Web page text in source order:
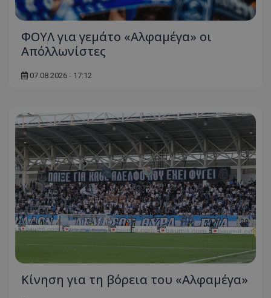
ΦΟΥΛ για γεμάτο «Αλφαμέγα» οι
Απόλλωνίστες
07.08.2026 - 17:12
Κίνηση για τη βόρεια του «Αλφαμέγα»